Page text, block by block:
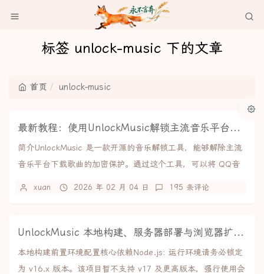
标签 unlock-music 下的文章
首页 unlock-music
最新教程：使用UnlockMusic解锁主流音乐平台VIP歌曲的加密保护
简介UnlockMusic 是一款开源的音乐解锁工具，能够解除主流
音乐平台下载歌曲的加密保护。通过这个工具，可以将 QQ音
xuan 2026 年 02 月 04 日 195 条评论
UnlockMusic 本地构建、服务器部署与浏览器扩展制作教程
本地构建前置环境配置核心依赖Node.js: 运行环境请务必锁定
为 v16.x 版本。该项目暂不支持 v17 及更高版本，强行使用会